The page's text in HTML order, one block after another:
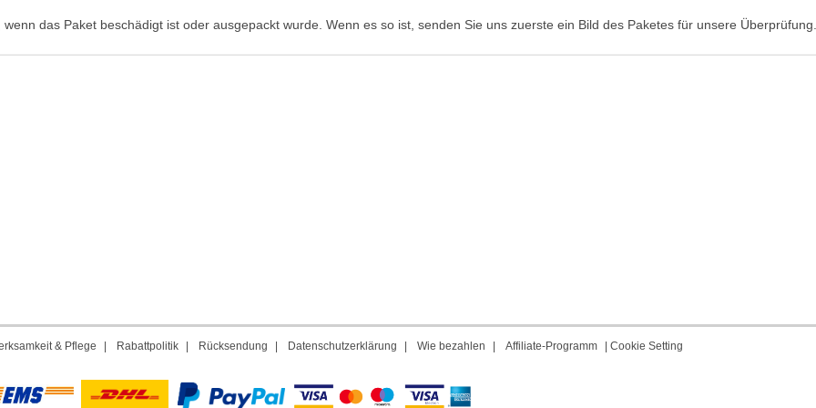
das Paket beschädigt ist oder ausgepackt wurde. Wenn es so ist, senden Sie uns zuerste ein Bild des Paketes für unsere
& Pflege Rabattpolitik Rücksendung Datenschutzerklärung Wie bezahlen Affiliate-Programm Cookie Setting